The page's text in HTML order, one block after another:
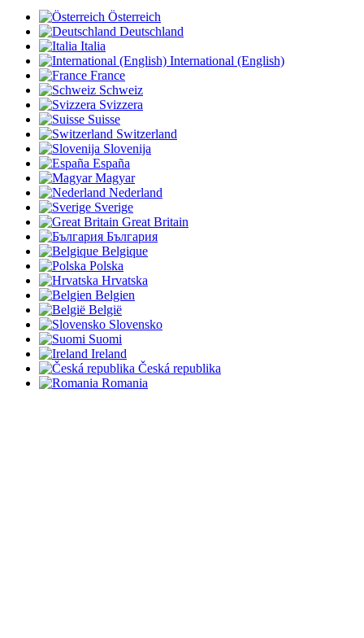
Österreich
Deutschland
Italia
International (English)
France
Schweiz
Svizzera
Suisse
Switzerland
Slovenija
España
Magyar
Nederland
Sverige
Great Britain
България
Belgique
Polska
Hrvatska
Belgien
België
Slovensko
Suomi
Ireland
Česká republika
Romania